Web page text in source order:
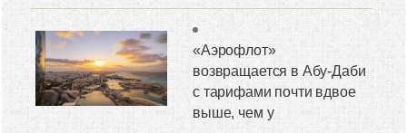
«Аэрофлот»
возвращается в Абу-Даби
с тарифами почти вдвое
выше, чем у